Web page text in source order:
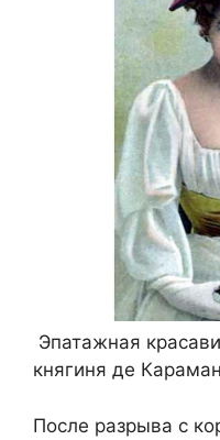
Эпатажная
княгиня де
После разрыва с